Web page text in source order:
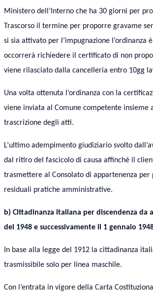
Ministero dell’Interno che ha 30 giorni per
Trascorso il termine per proporre gravame
si sia attivato per l’impugnazione l’ordinanza
occorrerà richiedere il certificato di non
viene rilasciato dalla cancelleria entro 10gg
Una volta ottenuta l’ordinanza con la
viene inviata al Comune competente insieme
trascrizione degli atti.
L’ultimo adempimento giudiziario svolto
dal ritiro del fascicolo di causa affinché il
trasmettere al Consolato di appartenenza
residuali pratiche amministrative.
b) Cittadinanza italiana per discendenza da
del 1948 e successivamente il 1 gennaio
In base alla legge del 1912 la cittadinanza
trasmissibile solo per linea maschile.
Con l’entrata in vigore della Carta